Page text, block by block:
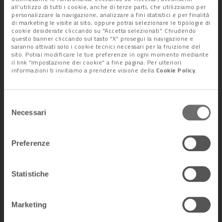
all’utilizzo di tutti i cookie, anche di terze parti, che utilizziamo per
personalizzare la navigazione, analizzare a fini statistici e per finalità
di marketing le visite al sito; oppure potrai selezionare le tipologie di
cookie desiderate cliccando su "Accetta selezionati". Chiudendo
questo banner cliccando sul tasto “X” prosegui la navigazione e
saranno attivati solo i cookie tecnici necessari per la fruizione del
sito. Potrai modificare le tue preferenze in ogni momento mediante
il link “Impostazione dei cookie” a fine pagina. Per ulteriori
informazioni ti invitiamo a prendere visione della Cookie Policy.
delNecessari
Preferenze
Statistiche
Marketing
Nel caso venga superata questa cifra in bonus benzina,tutto
quanto eccede i 200 euro ricade nell’insieme degli altri
benefit, beni o servizi, che sono ammessi a godere, fino a un
massimo di 258,23 euro, dell’esenzione ex articolo 51
somme concesse al dipendente sonointegralmente
deducibili dal reddito dell’impresache emette il bonus.
Lascia un commento +
Tag:benzina